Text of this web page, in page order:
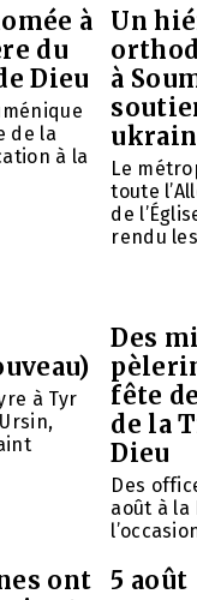
à
du
Dieu
de la
à la
Un
à
Le
toute
de
rendu
à Tyr
Des
fête
de la
Dieu
Des
août à la
ont
5 août